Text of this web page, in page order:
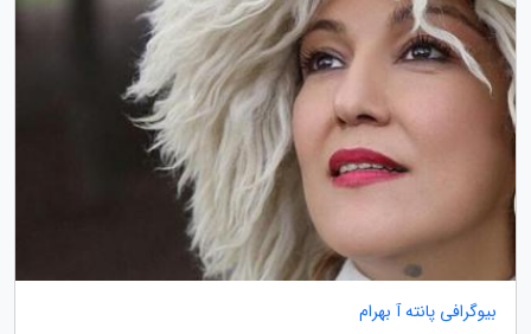
بیوگرافی پانته آ بهرام